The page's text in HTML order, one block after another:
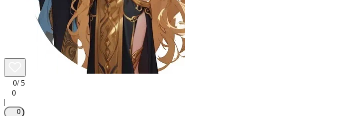
0/ 5
0
|
0